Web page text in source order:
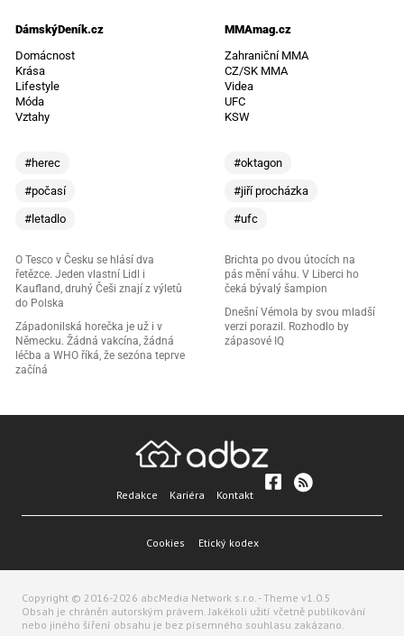
DámskýDeník.cz
Domácnost
Krása
Lifestyle
Móda
Vztahy
#herec
#počasí
#letadlo
O Tesco v Česku se hlásí dva
řetězce. Jeden vlastní Lidl i
Kaufland, druhý Češi znají z výletů
do Polska
Západonilská horečka je už i v
Německu. Žádná vakcína, žádná
léčba a WHO říká, že sezóna teprve
začíná
MMAmag.cz
Zahraniční MMA
CZ/SK MMA
Videa
UFC
KSW
#oktagon
#jiří procházka
#ufc
Brichta po dvou útocích na
pás mění váhu. V Liberci ho
čeká bývalý šampion
Dnešní Vémola by svou mladší
verzi porazil. Rozhodlo by
zápasové IQ
Redakce Kariéra Kontakt
Cookies Etický kodex
Copyright © 2016-2026 abcMedia Network s.r.o. - Theme v1.0.5
Obsah je chráněn autorským právem. Jakékoli užití včetně publikování
nebo jiného šíření obsahu je bez písemného souhlasu zakázano.